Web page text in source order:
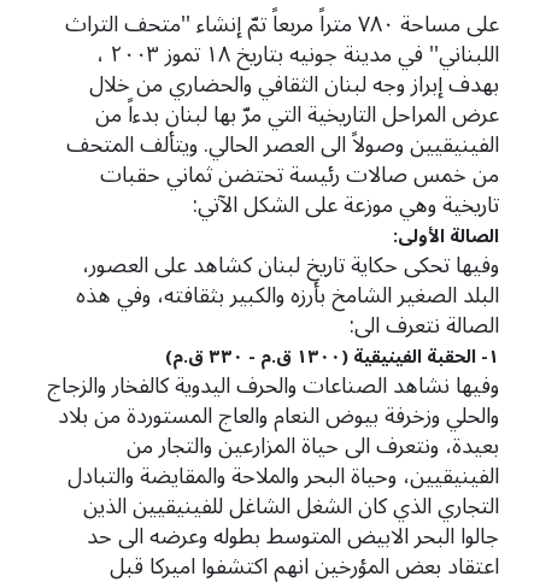
على مساحة ٧٨٠ متراً مربعاً تمّ إنشاء ''متحف التراث
اللبناني'' في مدينة جونيه بتاريخ ١٨ تموز ٢٠٠٣ ،
بهدف إبراز وجه لبنان الثقافي والحضاري من خلال
عرض المراحل التاريخية التي مرّ بها لبنان بدءاً من
الفينيقيين وصولاً الى العصر الحالي. ويتألف المتحف
من خمس صالات رئيسة تحتضن ثماني حقبات
تاريخية وهي موزعة على الشكل الآتي:
الصالة الأولى:
وفيها تحكى حكاية تاريخ لبنان كشاهد على العصور،
البلد الصغير الشامخ بأرزه والكبير بثقافته، وفي هذه
الصالة نتعرف الى:
١- الحقبة الفينيقية (١٣٠٠ ق.م - ٣٣٠ ق.م)
وفيها نشاهد الصناعات والحرف اليدوية كالفخار والزجاج
والحلي وزخرفة بيوض النعام والعاج المستوردة من بلاد
بعيدة، ونتعرف الى حياة المزارعين والتجار من
الفينيقيين، وحياة البحر والملاحة والمقايضة والتبادل
التجاري الذي كان الشغل الشاغل للفينيقيين الذين
جالوا البحر الابيض المتوسط بطوله وعرضه الى حد
اعتقاد بعض المؤرخين انهم اكتشفوا اميركا قبل